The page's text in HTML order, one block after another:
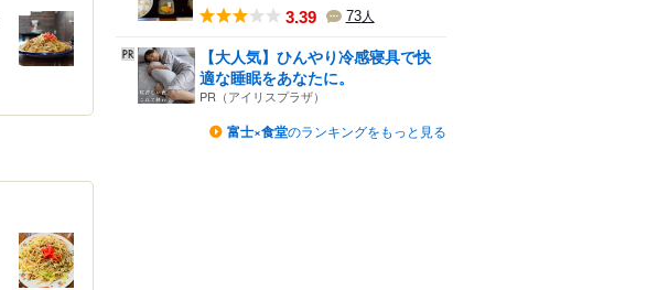
3.39 73人
【大人気】ひんやり冷感寝具で快
適な睡眠をあなたに。
PR（アイリスプラザ）
富士×食堂のランキングをもっと見る